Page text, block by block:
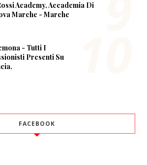
Academy, Accademia Di
Marche - Marche
- Tutti I
Presenti Su
FACEBOOK